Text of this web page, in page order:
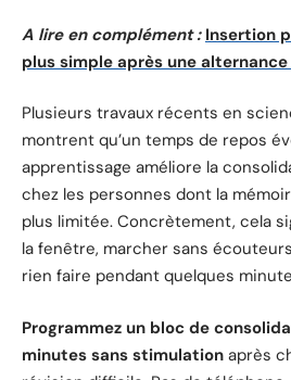
A lire en complément : Insertion
plus simple après une alternance
Plusieurs travaux récents en
montrent qu’un temps de repos
apprentissage améliore la
chez les personnes dont la
plus limitée. Concrètement, cela
la fenêtre, marcher sans
rien faire pendant quelques
Programmez un bloc de
minutes sans stimulation après